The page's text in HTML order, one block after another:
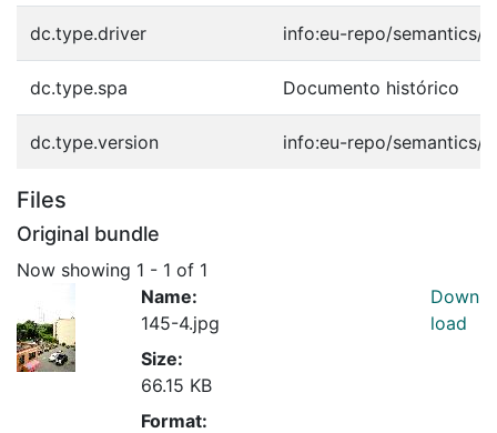
dc.type.driver info:eu-repo/semantics/
dc.type.spa Documento histórico
dc.type.version info:eu-repo/semantics/
Files
Original bundle
Now showing 1 - 1 of 1
Name:
145-4.jpg
Size:
66.15 KB
Format:
Down
load